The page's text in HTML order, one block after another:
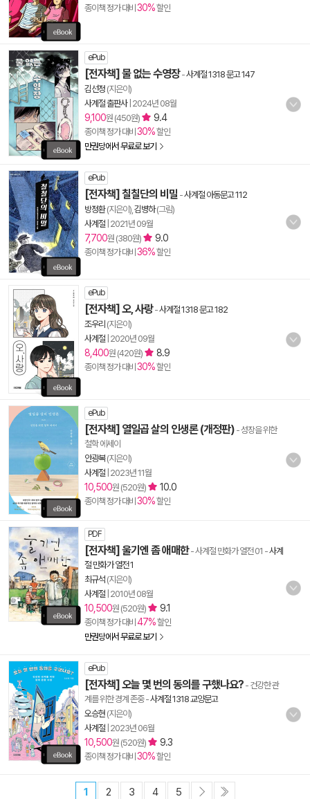
종이책 정가 대비 30%할인
ePub
[전자책] 물 없는 수영장-사계절 1318 문고 147
김선정 (지은이)
사계절 출판사| 2024년 08월
9,100원 (450원) 9.4
종이책 정가 대비 30%할인
만권당에서 무료로 보기
ePub
[전자책] 칠칠단의 비밀 -사계절 아동문고 112
방정환(지은이), 김병하(그림)
사계절 2021년 09월
7,700원 (380원) 9.0
종이책 정가 대비 36%할인
ePub
[전자책] 오, 사랑-사계절 1318 문고 182
조우리 (지은이)
사계절 2020년 09월
8,400원 (420원) 8.9
종이책 정가 대비 30%할인
ePub
[전자책] 열일곱 살의 인생론 (개정판) - 성장을 위한
철학 에세이
안광복(지은이)
사계절 2023년 11월
10,500원 (520원) 10.0
종이책 정가 대비 30%할인
PDF
[전자책] 울기엔 좀 애매한- 사계절 만화가 열전 01 -사계
절 만화가 열전 1
최규석 (지은이)
사계절 2010년 08월
10,500원 (520원) 9.1
종이책 정가 대비 47%할인
만권당에서 무료로 보기
ePub
[전자책] 오늘 몇 번의 동의를 구했나요? - 건강한 관
계를 위한 경계 존중-사계절 1318 교양문고
오승현 (지은이)
사계절 2023년 06월
10,500원 (520원) 9.3
종이책 정가 대비 30%할인
1 2 3 4 5